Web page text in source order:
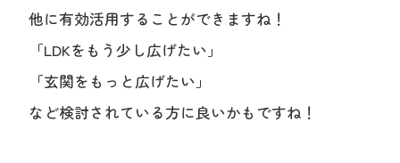
他に有効活用することができますね！
「LDKをもう少し広げたい」
「玄関をもっと広げたい」
など検討されている方に良いかもですね！